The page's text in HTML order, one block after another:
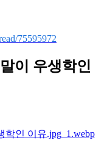
75595972
이 우생학인